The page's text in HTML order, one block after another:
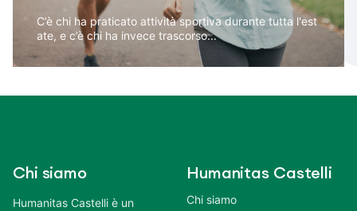
C’è chi ha praticato attività sportiva durante tutta l'est
ate, e c’è chi ha invece trascorso...
Chi siamo
Humanitas Castelli è un
Humanitas Castelli
Chi siamo